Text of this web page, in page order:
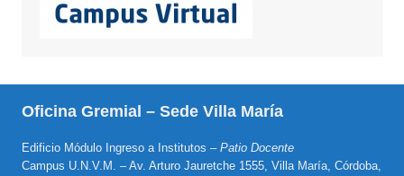
Oficina Gremial – Sede Villa María
Edificio Módulo Ingreso a Institutos – Patio Docente
Campus U.N.V.M. – Av. Arturo Jauretche 1555, Villa María, Córdoba,